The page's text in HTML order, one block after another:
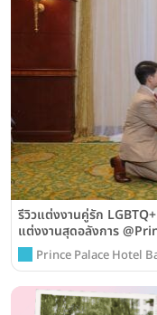
รีวิวแต่งงานคู่รัก
แต่งงานสุดอลังการ
Prince Palace Hotel